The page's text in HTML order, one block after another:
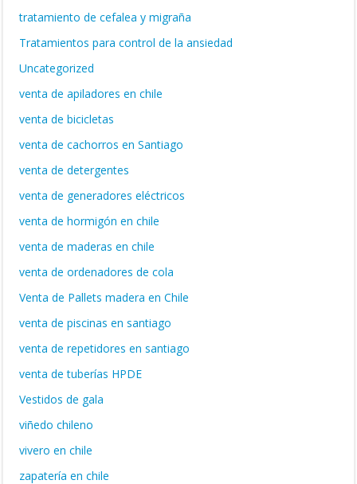
tratamiento de cefalea y migraña
Tratamientos para control de la ansiedad
Uncategorized
venta de apiladores en chile
venta de bicicletas
venta de cachorros en Santiago
venta de detergentes
venta de generadores eléctricos
venta de hormigón en chile
venta de maderas en chile
venta de ordenadores de cola
Venta de Pallets madera en Chile
venta de piscinas en santiago
venta de repetidores en santiago
venta de tuberías HPDE
Vestidos de gala
viñedo chileno
vivero en chile
zapatería en chile